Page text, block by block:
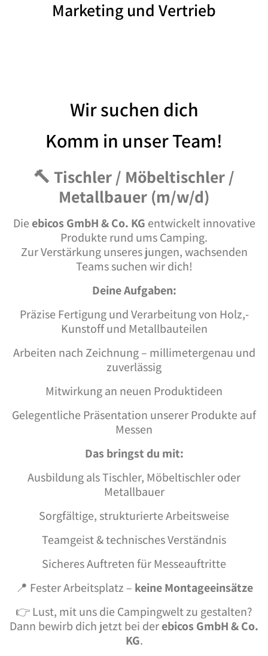
Marketing und Vertrieb
Wir suchen dich
Komm in unser Team!
🔨 Tischler / Möbeltischler /
Metallbauer (m/w/d)
Dieebicos GmbH & Co. KG entwickelt innovative
Produkte rund ums Camping.
Zur Verstärkung unseres jungen, wachsenden
Teams suchen wir dich!
Deine Aufgaben:
Präzise Fertigung und Verarbeitung von Holz,-
Kunstoff und Metallbauteilen
Arbeiten nach Zeichnung – millimetergenau und
zuverlässig
Mitwirkung an neuen Produktideen
Gelegentliche Präsentation unserer Produkte auf
Messen
Das bringst du mit:
Ausbildung als Tischler, Möbeltischler oder
Metallbauer
Sorgfältige, strukturierte Arbeitsweise
Teamgeist & technisches Verständnis
Sicheres Auftreten für Messeauftritte
📍 Fester Arbeitsplatz – keine Montageeinsätze
👉 Lust, mit uns die Campingwelt zu gestalten?
Dann bewirb dich jetzt bei derebicos GmbH & Co.
KG.